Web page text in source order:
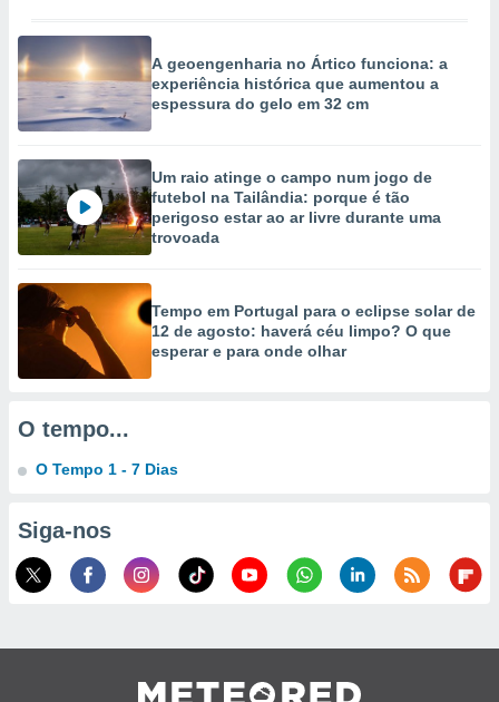
ou aceder
num
para
utilizar
criar
dos
os
de dados
fontes,
melhorar
dados
A geoengenharia no Ártico funciona: a
experiência histórica que aumentou a
espessura do gelo em 32 cm
Um raio atinge o campo num jogo de
futebol na Tailândia: porque é tão
perigoso estar ao ar livre durante uma
trovoada
Tempo em Portugal para o eclipse solar de
12 de agosto: haverá céu limpo? O que
esperar e para onde olhar
O tempo...
O Tempo 1 - 7 Dias
Siga-nos